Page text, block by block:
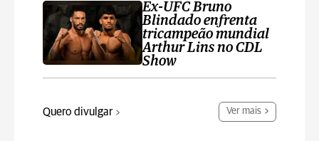
Ex-UFC Bruno
Blindado enfrenta
tricampeão mundial
Arthur Lins no CDL
Show
Quero divulgar Ver mais